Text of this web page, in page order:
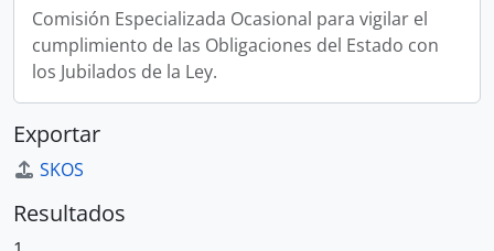
Comisión Especializada Ocasional para vigilar el
cumplimiento de las Obligaciones del Estado con
los Jubilados de la Ley.
Exportar
SKOS
Resultados